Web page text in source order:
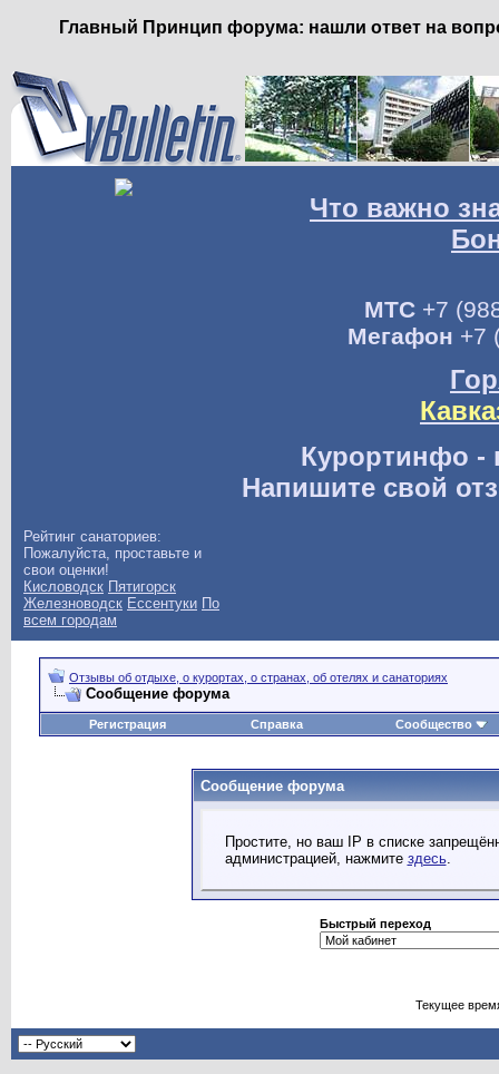
Главный Принцип форума: нашли ответ на
Что важно
МТС+7
Мегафон +7
Курортинфо -
Напишите свой
Рейтинг санаториев:
Пожалуйста, проставьте и
свои оценки!
Кисловодск Пятигорск
Железноводск Ессентуки По
всем городам
Отзывы об отдыхе, о курортах, о странах, об отелях и санаториях
Сообщение форума
Регистрация Справка Сообщество
Сообщение форума
Простите, но ваш IP в списке
администрацией, нажмите здесь.
Быстрый переход
Текущее